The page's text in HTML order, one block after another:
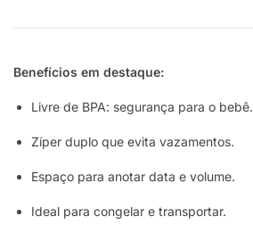
Benefícios em destaque:
Livre de BPA: segurança para o bebê.
Zíper duplo que evita vazamentos.
Espaço para anotar data e volume.
Ideal para congelar e transportar.